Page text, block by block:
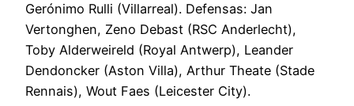
Gerónimo Rulli (Villarreal). Defensas: Jan
Vertonghen, Zeno Debast (RSC Anderlecht),
Toby Alderweireld (Royal Antwerp), Leander
Dendoncker (Aston Villa), Arthur Theate (Stade
Rennais), Wout Faes (Leicester City).